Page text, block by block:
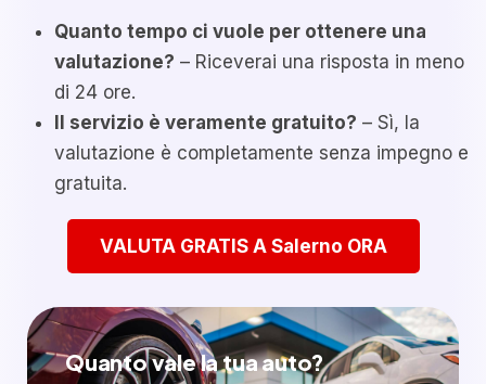
Quanto tempo ci vuole per ottenere una
valutazione? – Riceverai una risposta in meno
di 24 ore.
Il servizio è veramente gratuito? – Sì, la
valutazione è completamente senza impegno e
gratuita.
VALUTA GRATIS A Salerno ORA
Quanto vale la tua auto?